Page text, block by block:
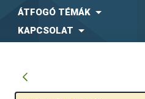
ÁTFOGÓ TÉMÁK
KAPCSOLAT